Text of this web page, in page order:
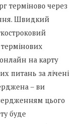
терміново через
Швидкий
на карту
питань за лічені
– ви
цього
буде